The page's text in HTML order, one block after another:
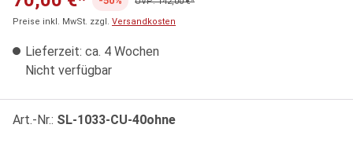
Preise inkl. MwSt. zzgl. Versandkosten
Lieferzeit: ca. 4 Wochen
Nicht verfügbar
Art.-Nr.: SL-1033-CU-40ohne